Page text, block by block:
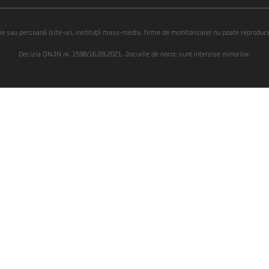
sau persoană (site-uri, instituţii mass-media, firme de monitorizare) nu poate
Decizia ONJN nr. 1598/16.09.2021. Jocurile de noroc sunt interzise minorilor.